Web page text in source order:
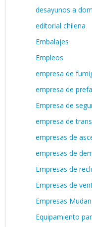
desayunos a
editorial chilena
Embalajes
Empleos
empresa de
empresa de
Empresa de
empresa de
empresas de
empresas de
Empresas de
Empresas de
Empresas
Equipamiento